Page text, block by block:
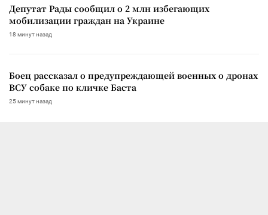
Депутат Рады сообщил о 2 млн избегающих
мобилизации граждан на Украине
18 минут назад
Боец рассказал о предупреждающей военных о дронах
ВСУ собаке по кличке Баста
25 минут назад